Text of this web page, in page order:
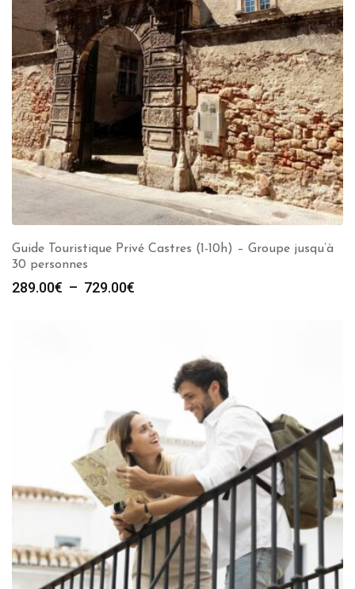
Guide Touristique Privé Castres (1-10h) – Groupe jusqu’à
30 personnes
289.00€ – 729.00€
729.00€